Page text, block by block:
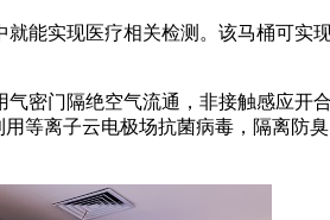
实现医疗相关检测。该马桶可实
门隔绝空气流通，非接触感应开
等离子云电极场抗菌病毒，隔离防